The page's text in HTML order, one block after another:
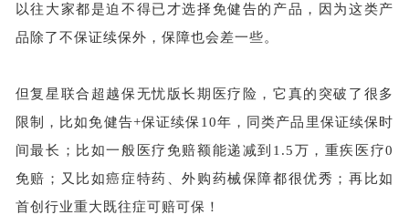
以往大家都是迫不得已才选择免健告的产品，因为这类产
品除了不保证续保外，保障也会差一些。
但复星联合超越保无忧版长期医疗险，它真的突破了很多
限制，比如免健告+保证续保10年，同类产品里保证续保时
间最长；比如一般医疗免赔额能递减到1.5万，重疾医疗0
免赔；又比如癌症特药、外购药械保障都很优秀；再比如
首创行业重大既往症可赔可保！